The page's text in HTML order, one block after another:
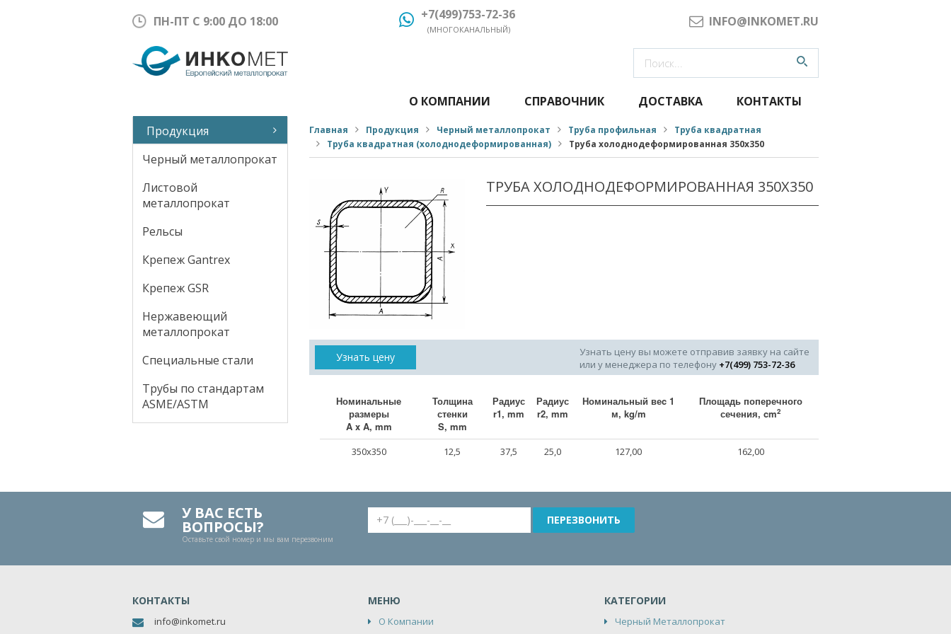
ПН-ПТ С 9:00 ДО 18:00 +7(499)753-72-36
(МНОГОКАНАЛЬНЫЙ)
INFO@INKOMET.RU
Продукция
Черный металлопрокат
Листовой
металлопрокат
Рельсы
Крепеж Gantrex
Крепеж GSR
Нержавеющий
металлопрокат
Специальные стали
Трубы по стандартам
ASME/ASTM
О КОМПАНИИ СПРАВОЧНИК ДОСТАВКА КОНТАКТЫ
Главная Продукция Черный металлопрокат Труба профильная
Труба квадратная
Труба квадратная (холоднодеформированная)
Труба холоднодеформированная 350x350
ТРУБА ХОЛОДНОДЕФОРМИРОВАННАЯ 350X350
Узнать цену
Узнать цену вы можете отправив заявку на сайте
или у менеджера по телефону +7(499) 753-72-36
Номинальные
размеры
A x A, mm
Толщина
стенки
S, mm
Радиус
r1, mm
Радиус
r2, mm
Номинальный веc 1
м, kg/m
Площадь поперечного
сечения, cm2
350x350 12,5 37,5 25,0 127,00 162,00
У ВАС ЕСТЬ
ВОПРОСЫ?
Оставьте свой номер и мы вам перезвоним
КОНТАКТЫ
info@inkomet.ru
МЕНЮ
О Компании
КАТЕГОРИИ
Черный Металлопрокат